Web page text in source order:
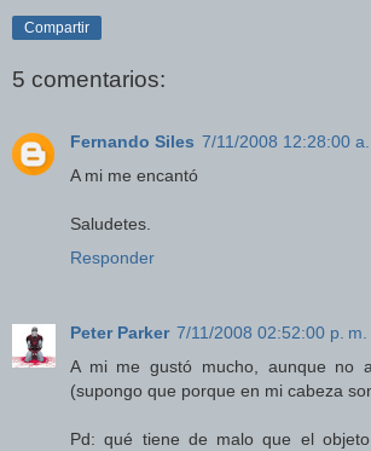
Compartir
5 comentarios:
Fernando Siles 7/11/2008 12:28:00 a.
A mi me encantó
Saludetes.
Responder
Peter Parker 7/11/2008 02:52:00 p. m.
A mi me gustó mucho, aunque no
(supongo que porque en mi cabeza
Pd: qué tiene de malo que el